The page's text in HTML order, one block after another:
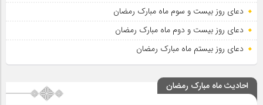
دعای روز بیست و سوم ماه مبارک رمضان
دعای روز بیست و دوم ماه مبارک رمضان
دعای روز بیستم ماه مبارک رمضان
احادیث ماه مبارک رمضان